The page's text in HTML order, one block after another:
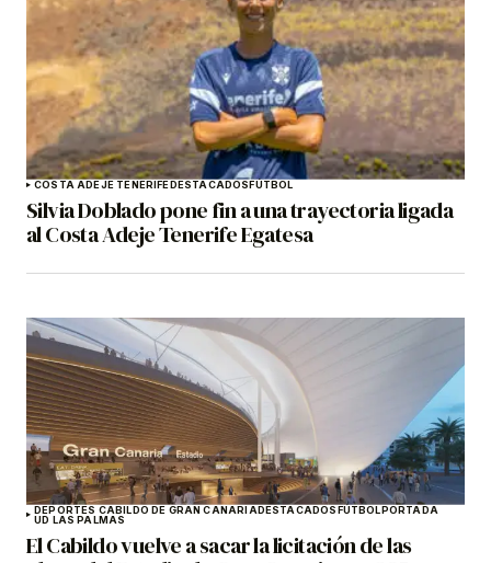
COSTA ADEJE TENERIFEDESTACADOSFÚTBOL
Silvia Doblado pone fin a una trayectoria ligada
al Costa Adeje Tenerife Egatesa
DEPORTES CABILDO DE GRAN CANARIADESTACADOSFÚTBOLPORTADA
UD LAS PALMAS
El Cabildo vuelve a sacar la licitación de las